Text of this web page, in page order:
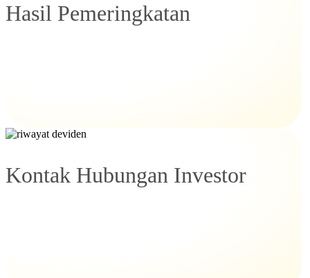
Hasil Pemeringkatan
Kontak Hubungan Investor